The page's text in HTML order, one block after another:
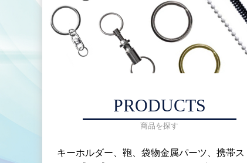
PRODUCTS
商品を探す
キーホルダー、鞄、袋物金属パーツ、携帯ス